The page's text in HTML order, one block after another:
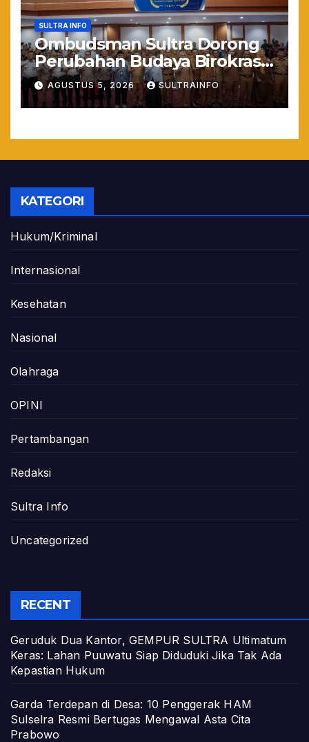
SULTRA INFO
Ombudsman Sultra Dorong
Perubahan Budaya Birokrasi
Lewat Penilaian
Maladministrasi 2026
AGUSTUS 5, 2026 SULTRAINFO
KATEGORI
Hukum/Kriminal
Internasional
Kesehatan
Nasional
Olahraga
OPINI
Pertambangan
Redaksi
Sultra Info
Uncategorized
RECENT
Geruduk Dua Kantor, GEMPUR SULTRA Ultimatum
Keras: Lahan Puuwatu Siap Diduduki Jika Tak Ada
Kepastian Hukum
Garda Terdepan di Desa: 10 Penggerak HAM
Sulselra Resmi Bertugas Mengawal Asta Cita
Prabowo